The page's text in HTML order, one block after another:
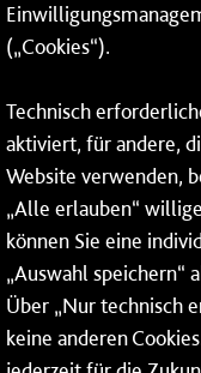
06131 – 12 77 77
Fax: 06131 – 12 66 66
* Montags bis
Wochenenden und
Anrufe je nach
RMV oder von
ausschließlich
meinRad.
(„Cookies“).
Technisch
aktiviert, für andere,
Website verwenden,
„Alle erlauben“
können Sie eine
„Auswahl speichern“
Über „Nur technisch
keine anderen